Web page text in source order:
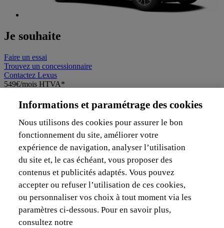
Je souhaite
Faire un essai
Trouvez un concessionnaire
Contactez Lexus
549€/mois HTVA*
Merci de votre visite
Voitures
Voitures neuves
Informations et paramétrage des cookies
Nous utilisons des cookies pour assurer le bon
fonctionnement du site, améliorer votre
expérience de navigation, analyser l’utilisation
du site et, le cas échéant, vous proposer des
contenus et publicités adaptés. Vous pouvez
accepter ou refuser l’utilisation de ces cookies,
ou personnaliser vos choix à tout moment via les
paramètres ci-dessous. Pour en savoir plus,
consultez notre